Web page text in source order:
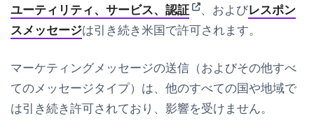
ユーティリティ、サービス、認証(opens in new tab)
、およびレスポン
スメッセージは引き続き米国で許可されます。
マーケティングメッセージの送信（およびその他すべ
てのメッセージタイプ）は、他のすべての国や地域で
は引き続き許可されており、影響を受けません。